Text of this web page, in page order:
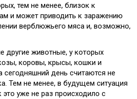
тем не менее, близок к
и может приводить к заражению
верблюжьего мяса и, возможно,
другие животные, у которых
коровы, крысы, кошки и
сегодняшний день считаются не
Тем не менее, в будущем ситуация
уже не раз происходило с